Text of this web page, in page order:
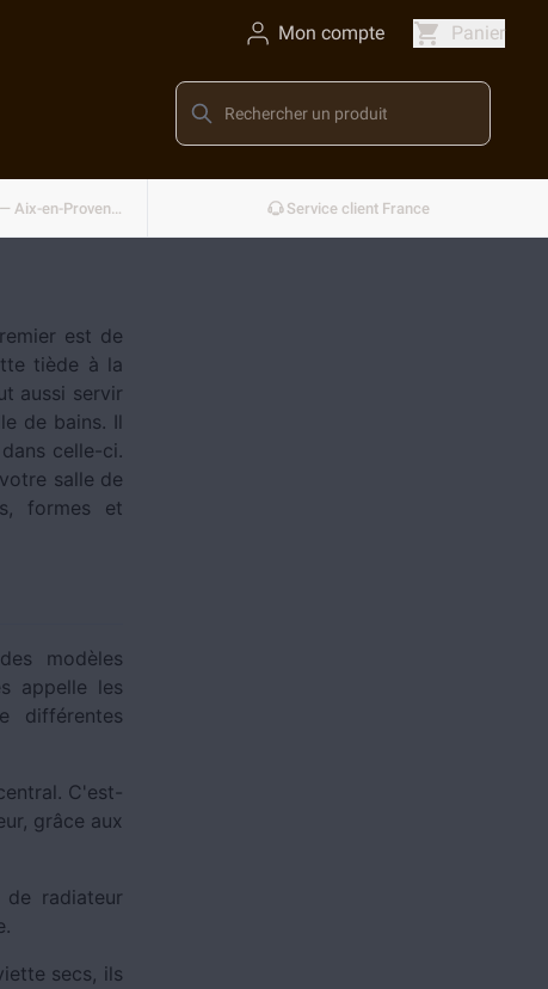
Mon compte Panier
Conçu et développé en France — Aix-en-Provence Service client France
est de
tiède à la
aussi servir
de bains. Il
celle-ci.
salle de
formes et
modèles
appelle les
différentes
C'est-
grâce aux
radiateur
secs, ils